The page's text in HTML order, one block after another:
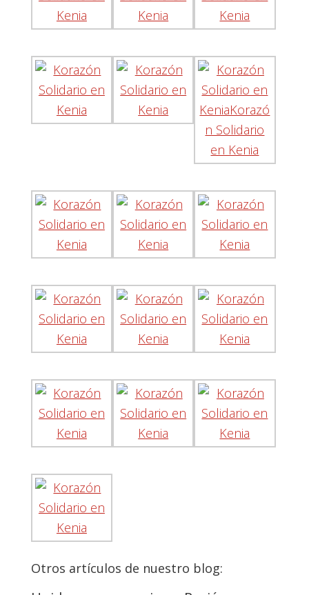
Otros artículos de nuestro blog: